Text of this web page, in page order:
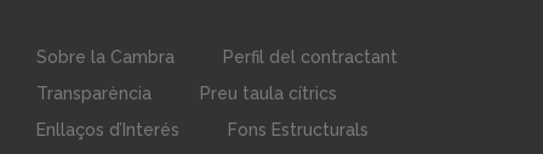
Sobre la Cambra
Perfil del contractant
Transparència
Preu taula cítrics
Enllaços d’Interés
Fons Estructurals